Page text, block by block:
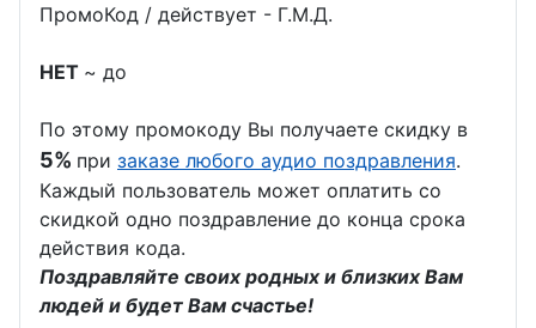
ПромоКод / действует - Г.М.Д.
НЕТ ~ до
По этому промокоду Вы получаете скидку в
5% при заказе любого аудио поздравления.
Каждый пользователь может оплатить со
скидкой одно поздравление до конца срока
действия кода.
Поздравляйте своих родных и близких Вам
людей и будет Вам счастье!